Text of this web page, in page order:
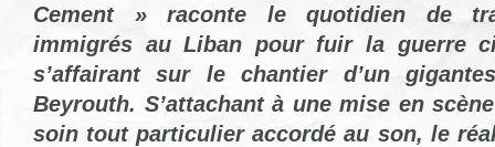
Cement » raconte le quotidien de
immigrés au Liban pour fuir la guerre
s’affairant sur le chantier d’un
Beyrouth. S’attachant à une mise en
soin tout particulier accordé au son, le